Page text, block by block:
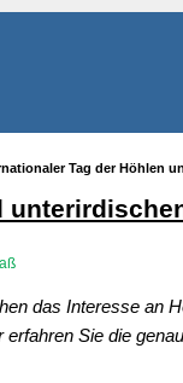
Tag der Höhlen
das Interesse an
Sie die